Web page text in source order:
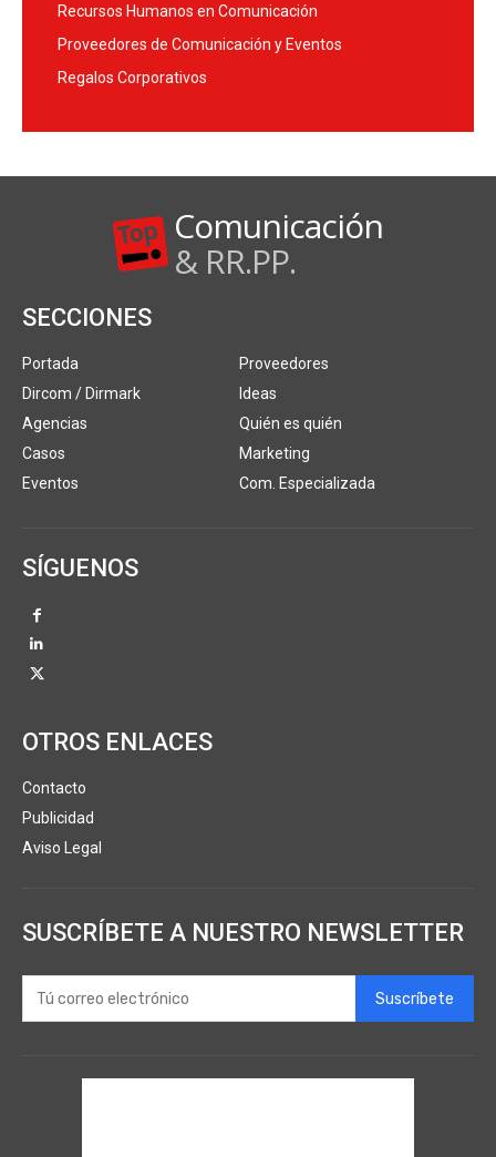
Recursos Humanos en Comunicación
Proveedores de Comunicación y Eventos
Regalos Corporativos
Comunicación
& RR.PP.
SECCIONES
Portada
Dircom / Dirmark
Agencias
Casos
Eventos
Proveedores
Ideas
Quién es quién
Marketing
Com. Especializada
SÍGUENOS
OTROS ENLACES
Contacto
Publicidad
Aviso Legal
SUSCRÍBETE A NUESTRO NEWSLETTER
Suscríbete